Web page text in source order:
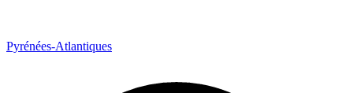
Pyrénées-Atlantiques